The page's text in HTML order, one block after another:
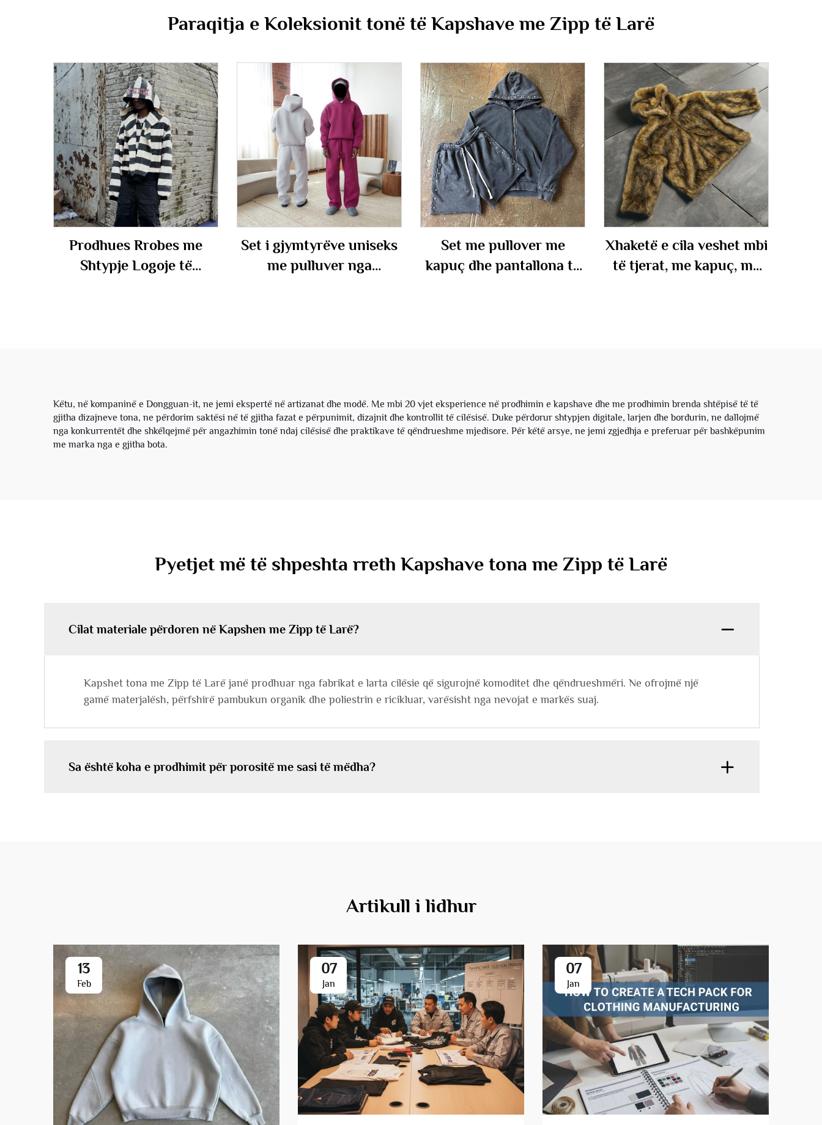
Paraqitja e Koleksionit tonë të Kapshave me Zipp të Larë
Prodhues Rrobes me
Shtypje Logoje të
Set i gjymtyrëve uniseks
me pulluver nga
Set me pullover me
kapuç dhe pantallona të
Xhaketë e cila veshet mbi
të tjerat, me kapuç, me
personalizuar për dimër
Këtu, në kompaninë e Dongguan-it, ne jemi ekspertë në artizanat dhe modë. Me mbi 20 vjet eksperience në prodhimin e kapshave dhe me prodhimin brenda shtëpisë të të
gjitha dizajneve tona, ne përdorim saktësi në të gjitha fazat e përpunimit, dizajnit dhe kontrollit të cilësisë. Duke përdorur shtypjen digitale, larjen dhe bordurin, ne dallojmë
nga konkurrentët dhe shkëlqejmë për angazhimin tonë ndaj cilësisë dhe praktikave të qëndrueshme mjedisore. Për këtë arsye, ne jemi zgjedhja e preferuar për bashkëpunim
me marka nga e gjitha bota.
Pyetjet më të shpeshta rreth Kapshave tona me Zipp të Larë
Cilat materiale përdoren në Kapshen me Zipp të Larë?
Kapshet tona me Zipp të Larë janë prodhuar nga fabrikat e larta cilësie që sigurojnë komoditet dhe qëndrueshmëri. Ne ofrojmë një
gamë materjalësh, përfshirë pambukun organik dhe poliestrin e ricikluar, varësisht nga nevojat e markës suaj.
Sa është koha e prodhimit për porositë me sasi të mëdha?
Artikull i lidhur
13
Feb
07
Jan
07
Jan